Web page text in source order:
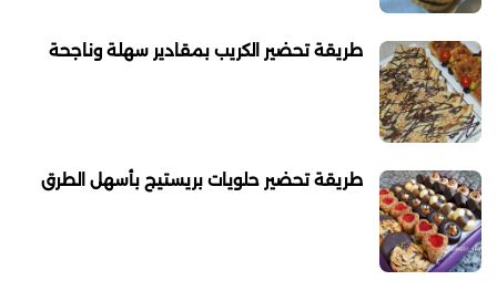
طريقة تحضير الكريب بمقادير سهلة وناجحة
طريقة تحضير حلويات بريستيج بأسهل الطرق